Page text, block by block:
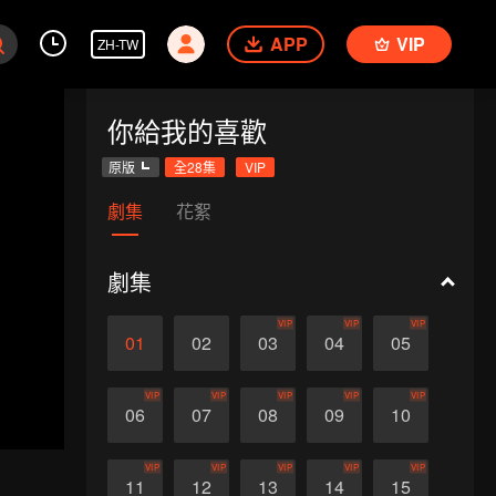
ZH-TW APP VIP
你給我的喜歡
原版 全28集 VIP
劇集 花絮
劇集
01 02 03
VIP
04
VIP
05
VIP
06
VIP
07
VIP
08
VIP
09
VIP
10
VIP
11
VIP
12
VIP
13
VIP
14
VIP
15
VIP